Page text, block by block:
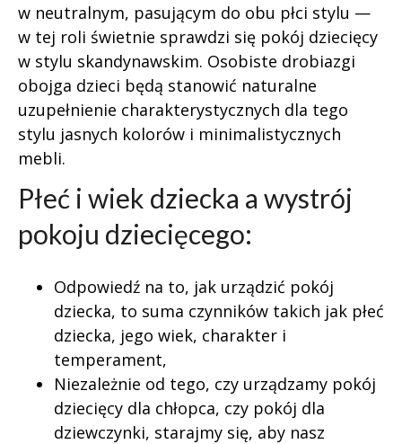
w neutralnym, pasującym do obu płci stylu —
w tej roli świetnie sprawdzi się pokój dziecięcy
w stylu skandynawskim. Osobiste drobiazgi
obojga dzieci będą stanowić naturalne
uzupełnienie charakterystycznych dla tego
stylu jasnych kolorów i minimalistycznych
mebli.
Płeć i wiek dziecka a wystrój
pokoju dziecięcego:
Odpowiedź na to, jak urządzić pokój
dziecka, to suma czynników takich jak płeć
dziecka, jego wiek, charakter i
temperament,
Niezależnie od tego, czy urządzamy pokój
dziecięcy dla chłopca, czy pokój dla
dziewczynki, starajmy się, aby nasz